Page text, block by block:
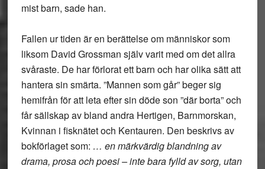
mist barn, sade han.
Fallen ur tiden är en berättelse om människor som
liksom David Grossman själv varit med om det allra
svåraste. De har förlorat ett barn och har olika sätt att
hantera sin smärta. ”Mannen som går” beger sig
hemifrån för att leta efter sin döde son ”där borta” och
får sällskap av bland andra Hertigen, Barnmorskan,
Kvinnan i fisknätet och Kentauren. Den beskrivs av
bokförlaget som: … en märkvärdig blandning av
drama, prosa och poesi – inte bara fylld av sorg, utan